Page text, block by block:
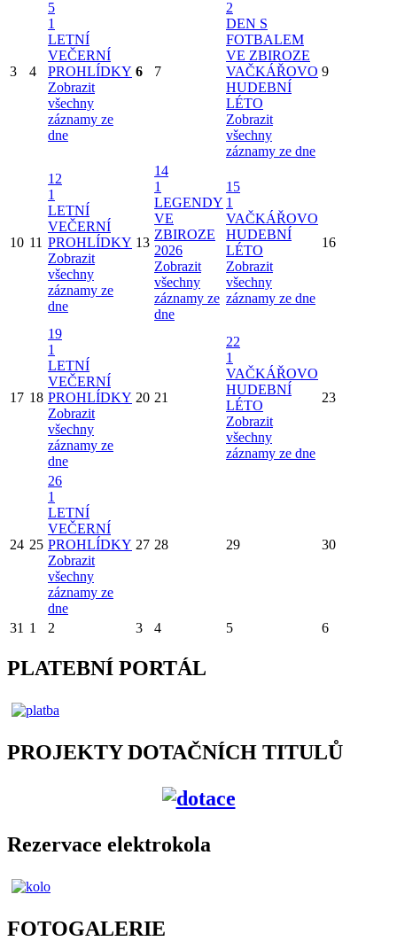
3 4
5
1
LETNÍ
VEČERNÍ
PROHLÍDKY
Zobrazit
všechny
záznamy ze
dne
6 7
2
DEN S
FOTBALEM
VE ZBIROZE
VAČKÁŘOVO
HUDEBNÍ
LÉTO
Zobrazit
všechny
záznamy ze dne
9
10 11
12
1
LETNÍ
VEČERNÍ
PROHLÍDKY
Zobrazit
všechny
záznamy ze
dne
13
14
1
LEGENDY
VE
ZBIROZE
2026
Zobrazit
všechny
záznamy ze
dne
15
1
VAČKÁŘOVO
HUDEBNÍ
LÉTO
Zobrazit
všechny
záznamy ze dne
16
17 18
19
1
LETNÍ
VEČERNÍ
PROHLÍDKY
Zobrazit
všechny
záznamy ze
dne
20 21
22
1
VAČKÁŘOVO
HUDEBNÍ
LÉTO
Zobrazit
všechny
záznamy ze dne
23
24 25
26
1
LETNÍ
VEČERNÍ
PROHLÍDKY
Zobrazit
všechny
záznamy ze
dne
27 28 29 30
31 1 2 3 4 5 6
PLATEBNÍ PORTÁL
PROJEKTY DOTAČNÍCH TITULŮ
Rezervace elektrokola
FOTOGALERIE